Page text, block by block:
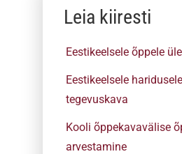
Leia kiiresti
Eestikeelsele õppele
Eestikeelsele
tegevuskava
Kooli õppekavavälise
arvestamine